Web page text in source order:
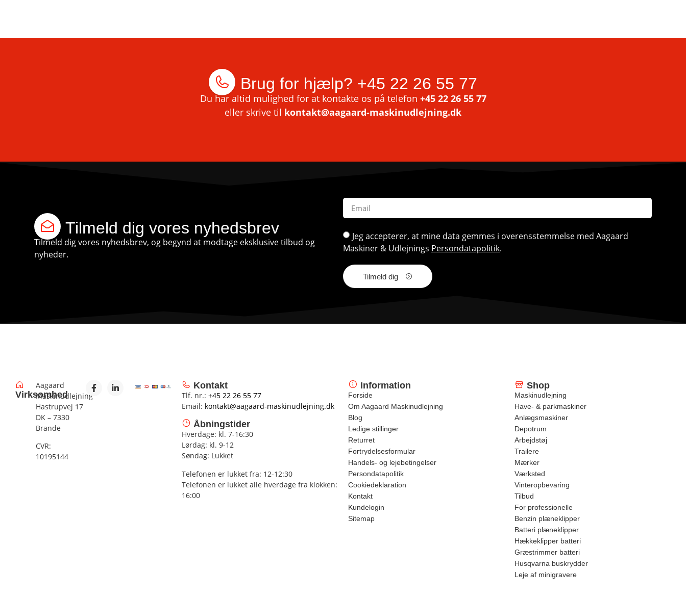
Brug for hjælp? +45 22 26 55 77
Du har altid mulighed for at kontakte os på telefon +45 22 26 55 77
eller skrive til kontakt@aagaard-maskinudlejning.dk
Tilmeld dig vores nyhedsbrev
Tilmeld dig vores nyhedsbrev, og begynd at modtage eksklusive tilbud og
nyheder.
Jeg accepterer, at mine data gemmes i overensstemmelse med Aagaard
Maskiner & Udlejnings Persondatapolitik.
Tilmeld dig
Virksomhed
Aagaard
Maskinudlejning
Hastrupvej 17
DK – 7330
Brande
CVR:
10195144
Kontakt
Tlf. nr.: +45 22 26 55 77
Email: kontakt@aagaard-maskinudlejning.dk
Åbningstider
Hverdage: kl. 7-16:30
Lørdag: kl. 9-12
Søndag: Lukket
Telefonen er lukket fra: 12-12:30
Telefonen er lukket alle hverdage fra klokken:
16:00
Information
Forside
Om Aagaard Maskinudlejning
Blog
Ledige stillinger
Returret
Fortrydelsesformular
Handels- og lejebetingelser
Persondatapolitik
Cookiedeklaration
Kontakt
Kundelogin
Sitemap
Shop
Maskinudlejning
Have- & parkmaskiner
Anlægsmaskiner
Depotrum
Arbejdstøj
Trailere
Mærker
Værksted
Vinteropbevaring
Tilbud
For professionelle
Benzin plæneklipper
Batteri plæneklipper
Hækkeklipper batteri
Græstrimmer batteri
Husqvarna buskrydder
Leje af minigravere